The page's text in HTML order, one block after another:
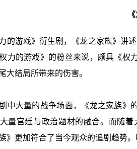
的游戏》衍生剧，《龙之家族》讲
力的游戏》的粉丝来说，颇具《权
大结局所带来的伤害。
中大量的战争场面，《龙之家族》
量宫廷与政治题材的融合。而随
》更加符合了当今观众的追剧趋势